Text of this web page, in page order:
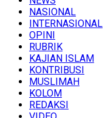
NASIONAL
INTERNASIONAL
OPINI
RUBRIK
KAJIAN ISLAM
KONTRIBUSI
MUSLIMAH
KOLOM
REDAKSI